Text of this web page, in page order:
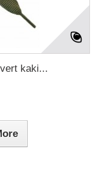
kaki...